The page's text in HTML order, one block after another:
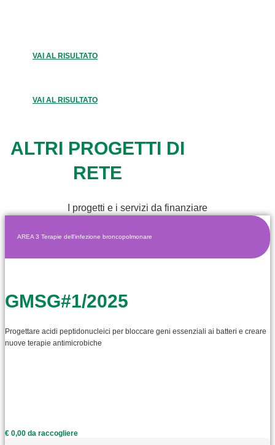
VAI AL RISULTATO
VAI AL RISULTATO
ALTRI PROGETTI DI
RETE
I progetti e i servizi da finanziare
AREA 3 Terapie dell'infezione broncopolmonare
GMSG#1/2025
Progettare acidi peptidonucleici per bloccare geni essenziali ai batteri e creare
nuove terapie antimicrobiche
€ 0,00 da raccogliere